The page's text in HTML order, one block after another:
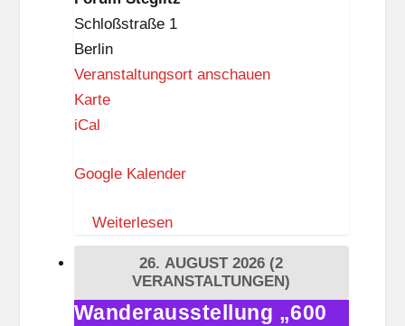
i
t
z
Schloßstraße 1
Berlin
Veranstaltungsort anschauen
KarteF
u
S
t
g
iCal
Google Kalender
Weiterlesen
26. AUGUST 2026 (2
VERANSTALTUNGEN)
Wanderausstellung
Wanderausstellung „600